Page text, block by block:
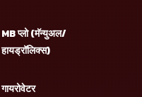
MB प्लो (मॅन्युअल/
हायड्रॉलिक्स)
गायरोवेटर